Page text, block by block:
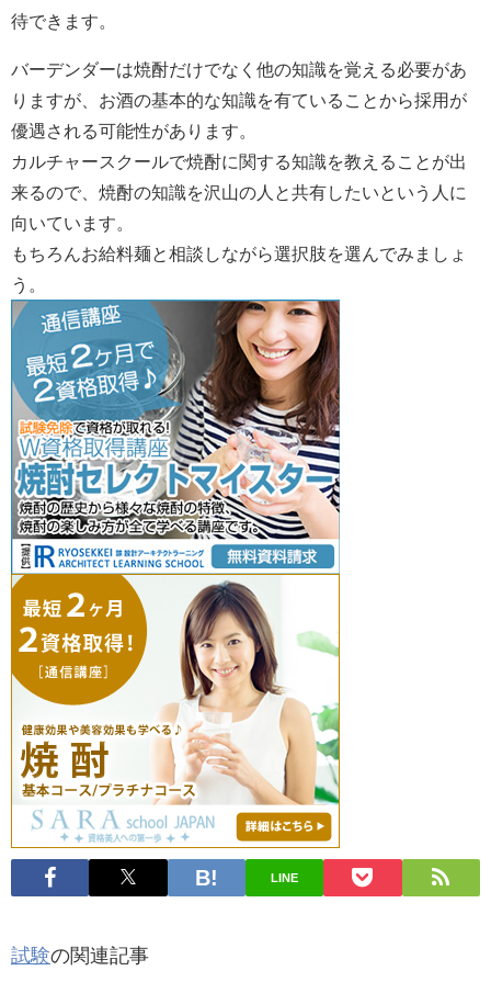
待できます。
バーデンダーは焼酎だけでなく他の知識を覚える必要があ
りますが、お酒の基本的な知識を有ていることから採用が
優遇される可能性があります。
カルチャースクールで焼酎に関する知識を教えることが出
来るので、焼酎の知識を沢山の人と共有したいという人に
向いています。
もちろんお給料麺と相談しながら選択肢を選んでみましょ
う。
LINE
試験の関連記事